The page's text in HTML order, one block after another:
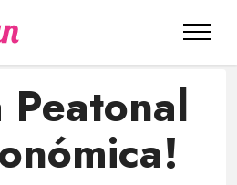
Peatonal